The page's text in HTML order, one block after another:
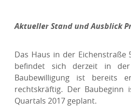
Aktueller Stand und Ausblick
Das Haus in der Eichenstraße
befindet sich derzeit in der
Baubewilligung ist bereits
rechtskräftig. Der
Quartals 2017 geplant.